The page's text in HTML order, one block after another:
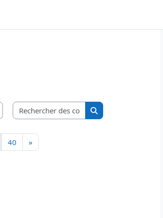
Rechercher des cours
Rechercher des cours
40Page 40
»Page suivante